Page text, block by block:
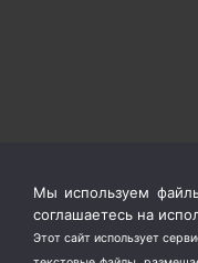
Мы используем
соглашаетесь на
Этот сайт использует